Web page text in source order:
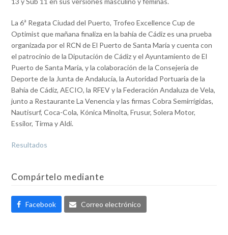
La 6ª Regata Ciudad del Puerto, Trofeo Excellence Cup de
Optimist que mañana finaliza en la bahía de Cádiz es una prueba
organizada por el RCN de El Puerto de Santa María y cuenta con
el patrocinio de la Diputación de Cádiz y el Ayuntamiento de El
Puerto de Santa María, y la colaboración de la Consejería de
Deporte de la Junta de Andalucía, la Autoridad Portuaria de la
Bahía de Cádiz, AECIO, la RFEV y la Federación Andaluza de Vela,
junto a Restaurante La Venencia y las firmas Cobra Semirrígidas,
Nautisurf, Coca-Cola, Kónica Minolta, Frusur, Solera Motor,
Essilor, Tirma y Aldi.
Resultados
Compártelo mediante
Facebook Correo electrónico